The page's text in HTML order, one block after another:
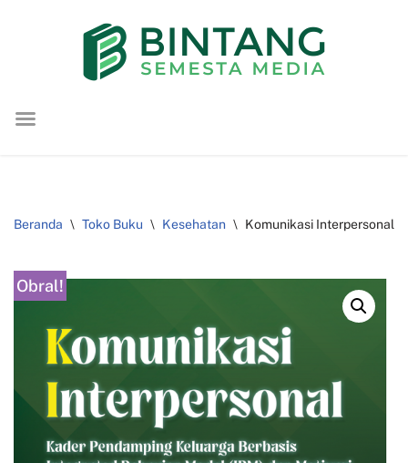
konten
Beranda \ Toko Buku \ Kesehatan \ Komunikasi Interpersonal
Obral!